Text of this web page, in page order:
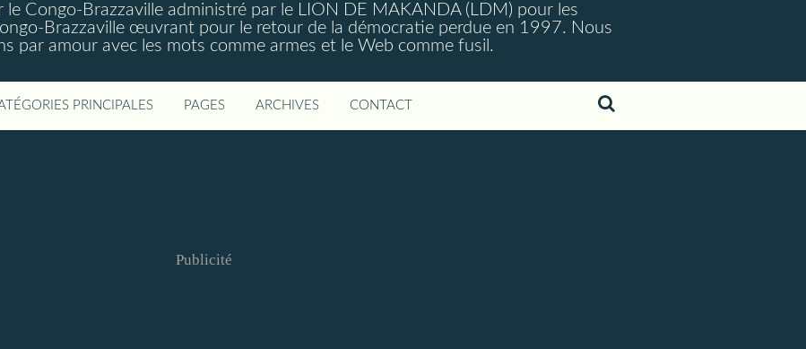
le Congo-Brazzaville administré par le LION DE MAKANDA (LDM) pour les
Brazzaville œuvrant pour le retour de la démocratie perdue en 1997. Nous
par amour avec les mots comme armes et le Web comme fusil.
PRINCIPALES PAGES ARCHIVES CONTACT
Publicité